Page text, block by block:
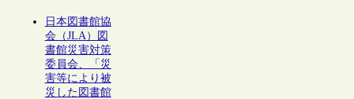
日本図書館協
会（JLA）図
書館災害対策
委員会、「災
害等により被
災した図書館